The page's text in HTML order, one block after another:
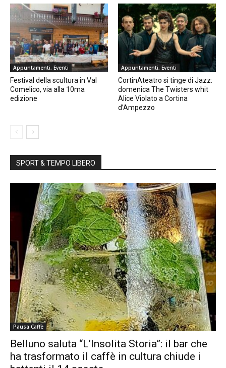
Appuntamenti, Eventi
Festival della scultura in Val
Comelico, via alla 10ma
edizione
Appuntamenti, Eventi
CortinAteatro si tinge di Jazz:
domenica The Twisters whit
Alice Violato a Cortina
d’Ampezzo
SPORT & TEMPO LIBERO
Pausa Caffè
Belluno saluta “L’Insolita Storia”: il bar che
ha trasformato il caffè in cultura chiude i